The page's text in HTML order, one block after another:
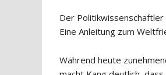
Der
Eine Anleitung zum
Während heute